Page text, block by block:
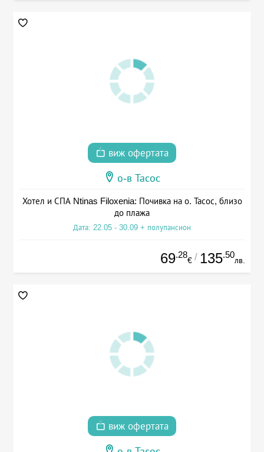
виж офертата
о-в Тасос
Хотел и СПА Ntinas Filoxenia: Почивка на о. Тасос, близо
до плажа
Дата: 22.05 - 30.09 + полупансион
69.28
€ / 135.50
лв.
виж офертата